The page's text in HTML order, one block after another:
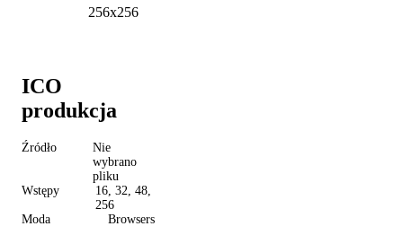
256x256
ICO
produkcja
Źródło
Nie
wybrano
pliku
Wstępy
16, 32, 48,
256
Moda
Browsers